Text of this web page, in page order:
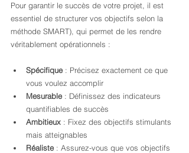
Pour garantir le succès de votre projet, il est
essentiel de structurer vos objectifs selon la
méthode SMART), qui permet de les rendre
véritablement opérationnels :
Spécifique : Précisez exactement ce que
vous voulez accomplir
Mesurable : Définissez des indicateurs
quantifiables de succès
Ambitieux : Fixez des objectifs stimulants
mais atteignables
Réaliste : Assurez-vous que vos objectifs